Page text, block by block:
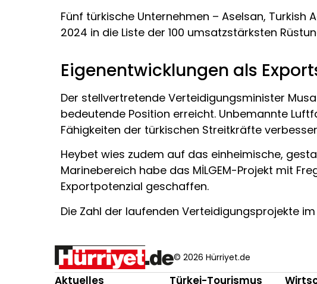
Fünf türkische Unternehmen – Aselsan, Turkish
2024 in die Liste der 100 umsatzstärksten
Eigenentwicklungen als
Der stellvertretende Verteidigungsminister
bedeutende Position erreicht. Unbemannte
Fähigkeiten der türkischen Streitkräfte
Heybet wies zudem auf das einheimische,
Marinebereich habe das MİLGEM-Projekt mit
Exportpotenzial geschaffen.
Die Zahl der laufenden Verteidigungsprojekte
© 2026 Hürriyet.de
Aktuelles Türkei-Tourismus